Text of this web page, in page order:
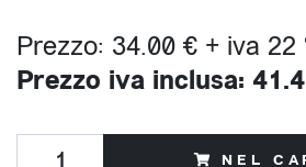
Prezzo: 34.00 € + iva 22
Prezzo iva inclusa:
NEL